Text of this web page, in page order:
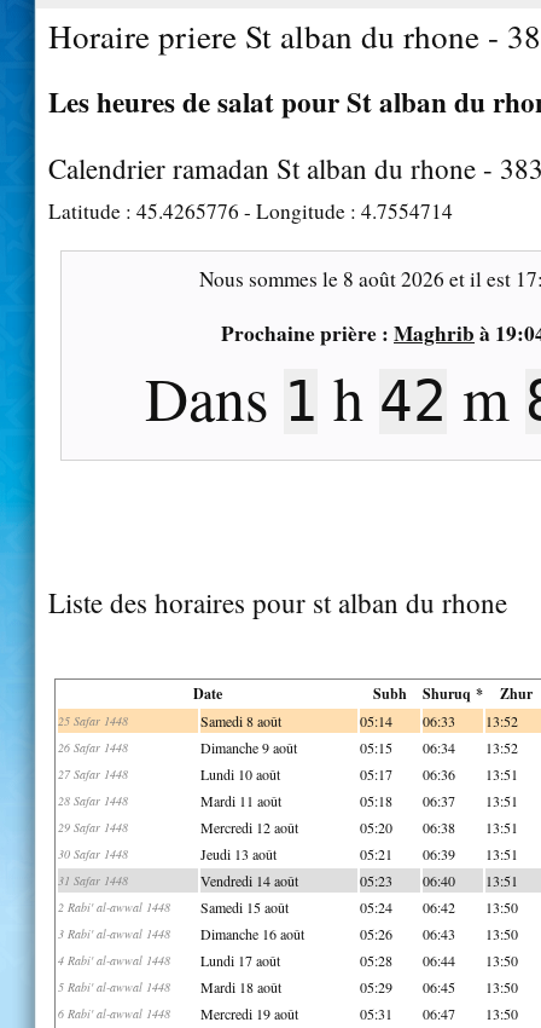
Horaire priere St alban du rhone -
Les heures de salat pour St alban du
Calendrier ramadan St alban du rhone -
Latitude : 45.4265776 - Longitude : 4.7554714
Nous sommes le 8 août 2026 et il est
Prochaine prière : Maghrib à
Dans 1 h 42 m
Liste des horaires pour st alban du rhone
Date Subh Shuruq * Zhur
25 Safar 1448 Samedi 8 août 05:14 06:33 13:52
26 Safar 1448 Dimanche 9 août 05:15 06:34 13:52
27 Safar 1448 Lundi 10 août 05:17 06:36 13:51
28 Safar 1448 Mardi 11 août 05:18 06:37 13:51
29 Safar 1448 Mercredi 12 août 05:20 06:38 13:51
30 Safar 1448 Jeudi 13 août 05:21 06:39 13:51
31 Safar 1448 Vendredi 14 août 05:23 06:40 13:51
2 Rabi' al-awwal 1448 Samedi 15 août 05:24 06:42 13:50
3 Rabi' al-awwal 1448 Dimanche 16 août 05:26 06:43 13:50
4 Rabi' al-awwal 1448 Lundi 17 août 05:28 06:44 13:50
5 Rabi' al-awwal 1448 Mardi 18 août 05:29 06:45 13:50
6 Rabi' al-awwal 1448 Mercredi 19 août 05:31 06:47 13:50